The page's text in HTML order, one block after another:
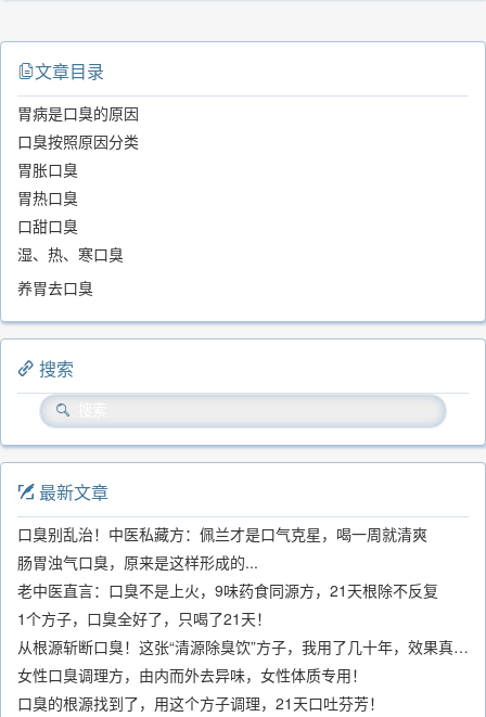
文章目录
胃病是口臭的原因
口臭按照原因分类
胃胀口臭
胃热口臭
口甜口臭
湿、热、寒口臭
养胃去口臭
搜索
最新文章
口臭别乱治！中医私藏方：佩兰才是口气克星，喝一周就清爽
肠胃浊气口臭，原来是这样形成的...
老中医直言：口臭不是上火，9味药食同源方，21天根除不反复
1个方子，口臭全好了，只喝了21天！
从根源斩断口臭！这张“清源除臭饮”方子，我用了几十年，效果真不错
女性口臭调理方，由内而外去异味，女性体质专用！
口臭的根源找到了，用这个方子调理，21天口吐芬芳！